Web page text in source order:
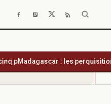
Madagascar : les perquisitions